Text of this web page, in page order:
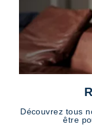
Découvrez tous
être